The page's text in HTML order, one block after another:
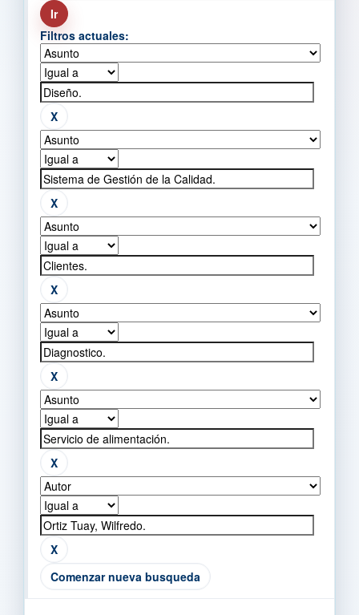
Filtros actuales:
Comenzar nueva busqueda